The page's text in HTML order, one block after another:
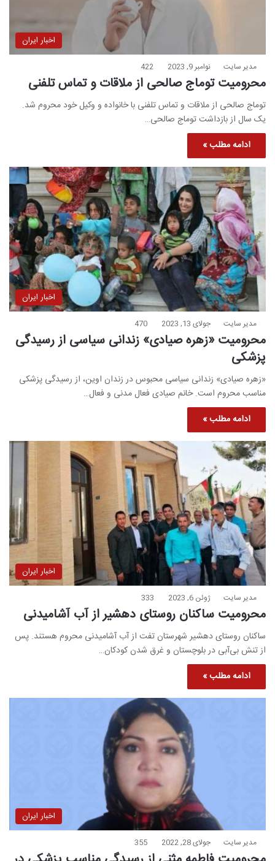
اخبار ایران
مدیر سایت نوامبر 9, 2023 422
محرومیت توماج صالحی از ملاقات و تماس تلفنی
توماج صالحی از ملاقات و تماس تلفنی با خانواده و وکیل خود محروم شد.
یک سال از بازداشت توماج صالحی…
ادامه مطلب »
اخبار ایران
مدیر سایت جولای 13, 2023 470
محرومیت «زهره صیادی» زندانی سیاسی از رسیدگی
پزشکی
«زهره صیادی» زندانی سیاسی محبوس در زندان اوین، از رسیدگی پزشکی
مناسب محروم است. خانم صیادی فعال مدنی و فعال…
ادامه مطلب »
اخبار ایران
مدیر سایت ژوئن 6, 2023 333
محرومیت ساکنان روستای دهشیر از آب آشامیدنی
ساکنان روستای دهشیر شهرستان تفت از آب آشامیدنی محروم هستند. پس
از تنش بی‌آبی در بلوچستان و غرق شدن کودکان…
ادامه مطلب »
اخبار ایران
مدیر سایت جولای 28, 2022 355